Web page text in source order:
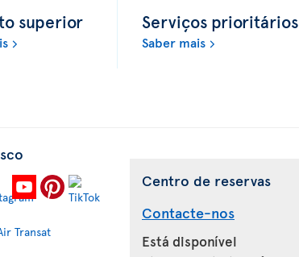
superior Serviços prioritários
Saber mais
Transat
Centro de reservas
Contacte-nos
Está disponível